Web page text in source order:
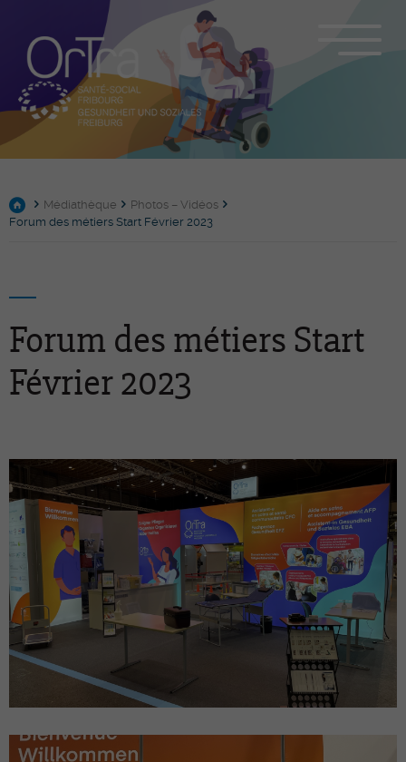
Médiathèque
Photos – Vidéos
Forum des métiers Start Février 2023
Forum des métiers Start
Février 2023